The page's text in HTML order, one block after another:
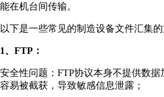
能在机台间传输。
以下是一些常见的制造设备文件汇集
1、FTP：
安全性问题：FTP协议本身不提供数
容易被截获，导致敏感信息泄露；